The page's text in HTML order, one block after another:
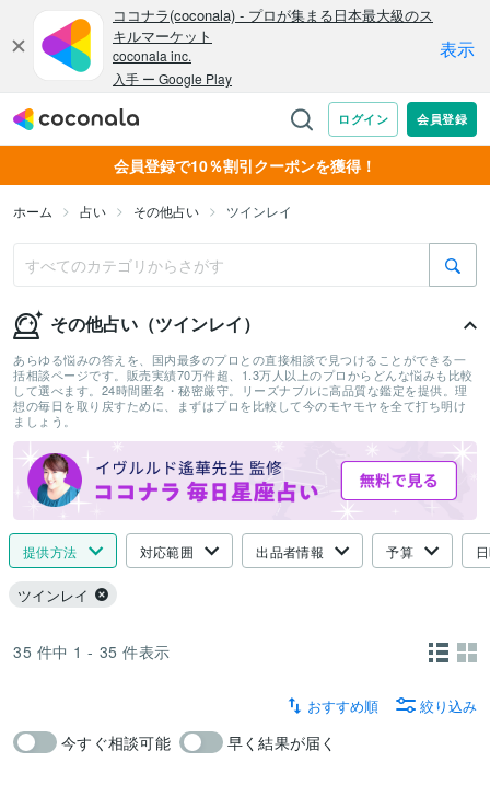
会員登録で10％割引クーポンを獲得！
ホーム 占い その他占い ツインレイ
その他占い（ツインレイ）
あらゆる悩みの答えを、国内最多のプロとの直接相談で見つけることができる一
括相談ページです。販売実績70万件超、1.3万人以上のプロからどんな悩みも比較
して選べます。24時間匿名・秘密厳守。リーズナブルに高品質な鑑定を提供。理
想の毎日を取り戻すために、まずはプロを比較して今のモヤモヤを全て打ち明け
ましょう。
提供方法 対応範囲 出品者情報 予算
ツインレイ
35 件中 1 - 35 件表示
今すぐ相談可能 早く結果が届く
おすすめ順 絞り込み